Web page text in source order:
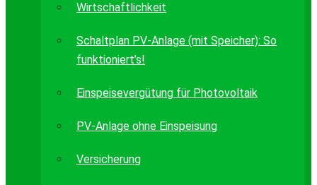
Wirtschaftlichkeit
Schaltplan PV-Anlage (mit Speicher): So
funktioniert’s!
Einspeisevergütung für Photovoltaik
PV-Anlage ohne Einspeisung
Versicherung